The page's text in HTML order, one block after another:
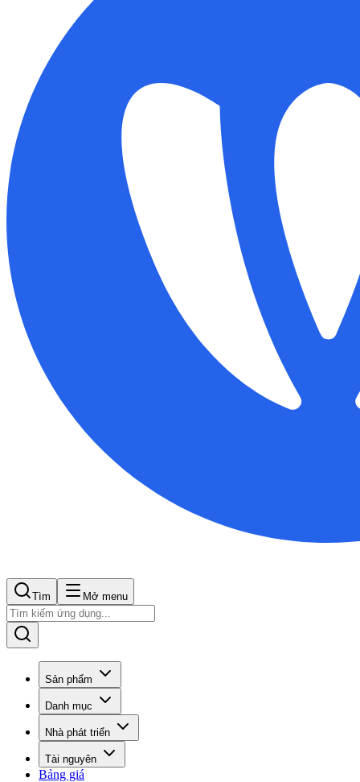
Tìm Mở menu
Sản phẩm
Danh mục
Nhà phát triển
Tài nguyên
Bảng giá